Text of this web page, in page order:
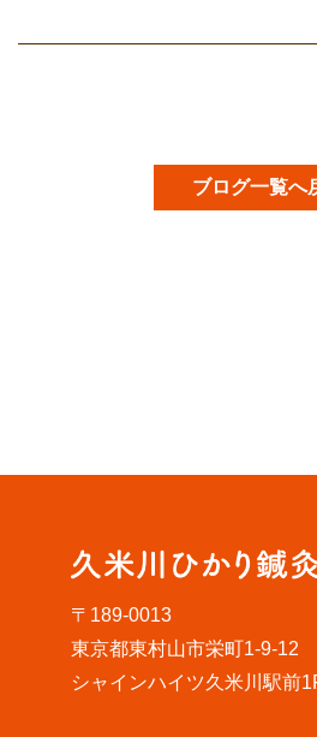
ブログ一覧へ
〒189-0013
東京都東村山市栄町1-9-12
シャインハイツ久米川駅前